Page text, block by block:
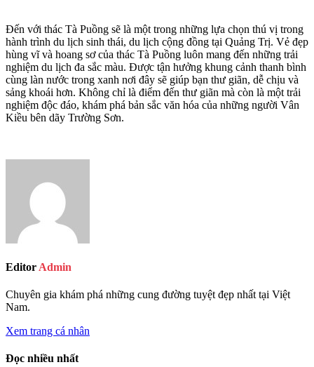
Đến với thác Tà Puồng sẽ là một trong những lựa chọn thú vị trong
hành trình du lịch sinh thái, du lịch cộng đồng tại Quảng Trị. Vẻ đẹp
hùng vĩ và hoang sơ của thác Tà Puồng luôn mang đến những trải
nghiệm du lịch đa sắc màu. Được tận hưởng khung cảnh thanh bình
cùng làn nước trong xanh nơi đây sẽ giúp bạn thư giãn, dễ chịu và
sảng khoái hơn. Không chỉ là điểm đến thư giãn mà còn là một trải
nghiệm độc đáo, khám phá bản sắc văn hóa của những người Vân
Kiều bên dãy Trường Sơn.
Editor Admin
Chuyên gia khám phá những cung đường tuyệt đẹp nhất tại Việt
Nam.
Xem trang cá nhân
Đọc nhiều nhất